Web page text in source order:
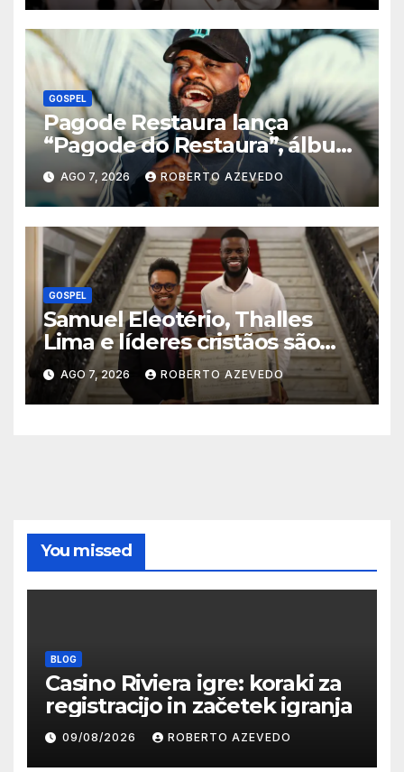
GOSPEL
Pagode Restaura lança
“Pagode do Restaura”, álbum
gravado ao vivo em Madureira
(RJ)
AGO 7, 2026 ROBERTO AZEVEDO
GOSPEL
Samuel Eleotério, Thalles
Lima e líderes cristãos são
homenageados na Câmara
Municipal do Rio de Janeiro
AGO 7, 2026 ROBERTO AZEVEDO
You missed
BLOG
Casino Riviera igre: koraki za
registracijo in začetek igranja
09/08/2026 ROBERTO AZEVEDO